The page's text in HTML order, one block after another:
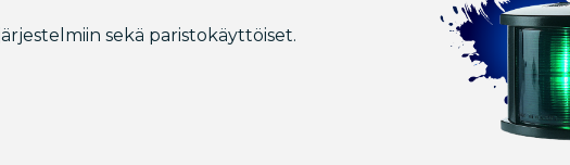
sekä paristokäyttöiset.